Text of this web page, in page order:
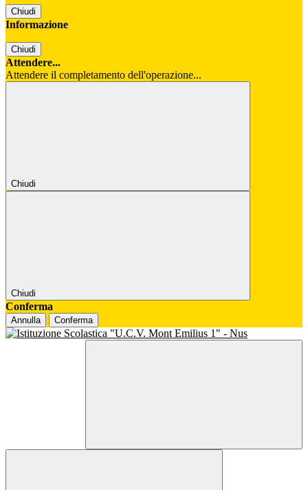
Chiudi
Informazione
Chiudi
Attendere...
Attendere il completamento dell'operazione...
Chiudi
Chiudi
Conferma
Annulla Conferma